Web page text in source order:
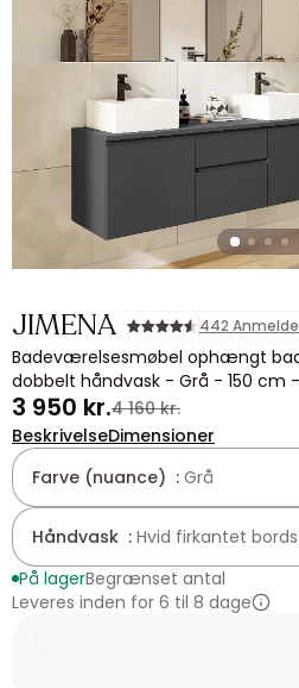
JIMENA 442
Badeværelsesmøbel ophængt
dobbelt håndvask - Grå - 150 cm -
3 950 kr.4 160 kr.
BeskrivelseDimensioner
Farve (nuance) : Grå
Håndvask : Hvid firkantet
På lagerBegrænset antal
Leveres inden for 6 til 8 dage